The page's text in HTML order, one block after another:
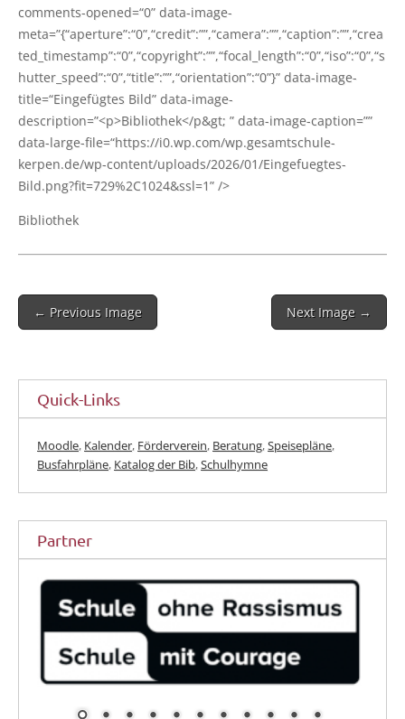
comments-opened=“0” data-image-
meta=”{“aperture”:“0”,“credit”:””,“camera”:””,“caption”:””,“crea
ted_timestamp”:“0”,“copyright”:””,“focal_length”:“0”,“iso”:“0”,“s
hutter_speed”:“0”,“title”:””,“orientation”:“0”}” data-image-
title=“Eingefügtes Bild” data-image-
description=”<p>Bibliothek</p&gt; ” data-image-cap­ti­on=””
data-large-file=“https://i0.wp.com/wp.gesamtschule-
kerpen.de/wp-content/uploads/2026/01/Eingefuegtes-
Bild.png?fit=729%2C1024&ssl=1” />
Biblio­thek
Post
navigation
← Previous Image Next Image →
Quick-Links
Moodle, Kalender, Förderverein, Beratung,Speisepläne,
Busfahrpläne, Katalog der Bib,Schulhymne
Partner